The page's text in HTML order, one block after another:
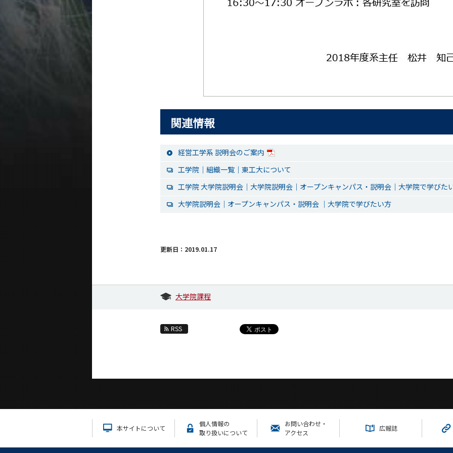
関連情報
経営工学系 説明会のご案内
工学院｜組織一覧｜東工大について
工学院 大学院説明会｜大学院説明会｜オープンキャンパス・説明会｜大学院で学びた
大学院説明会｜オープンキャンパス・説明会 ｜大学院で学びたい方
更新日：2019.01.17
大学院課程
RSS
本サイトについて
個人情報の
取り扱いについて
お問い合わせ・
アクセス
広報誌